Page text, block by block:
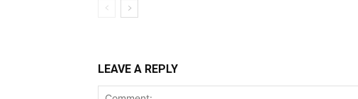
LEAVE A REPLY